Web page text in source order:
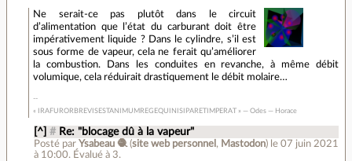
Ne serait-ce pas plutôt dans le circuit
d’alimentation que l’état du carburant doit être
impérativement liquide ? Dans le cylindre, s’il est
sous forme de vapeur, cela ne ferait qu’améliorer
la combustion. Dans les conduites en revanche, à même débit
volumique, cela réduirait drastiquement le débit molaire…
« IRAFURORBREVISESTANIMUMREGEQUINISIPARETIMPERAT » — Odes — Horace
[^] # Re: "blocage dû à la vapeur"
Posté par Ysabeau 🧶(site web personnel , Mastodon) le 07 juin 2021
à 10:00.Évalué à 3.